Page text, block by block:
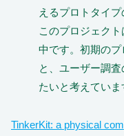
えるプロトタイプ
このプロジェク
中です。初期の
と、ユーザー調
たいと考えていま
TinkerKit: a physical